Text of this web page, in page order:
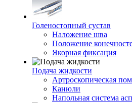
Голеностопный сустав
Наложение шва
Положение
Якорная фиксация
Подача жидкости
Артроскопическая
Канюли
Напольная система